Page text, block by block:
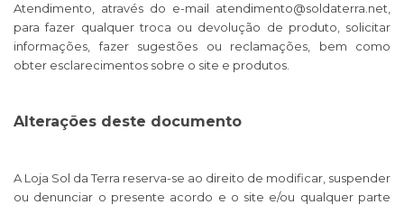
Atendimento, através do e-mail atendimento@soldaterra.net
para fazer qualquer troca ou devolução de produto, solicitar
informações, fazer sugestões ou reclamações, bem como
obter esclarecimentos sobre o site e produtos.
Alterações deste documento
A Loja Sol da Terra reserva-se ao direito de modificar, suspender
ou denunciar o presente acordo e o site e/ou qualquer parte